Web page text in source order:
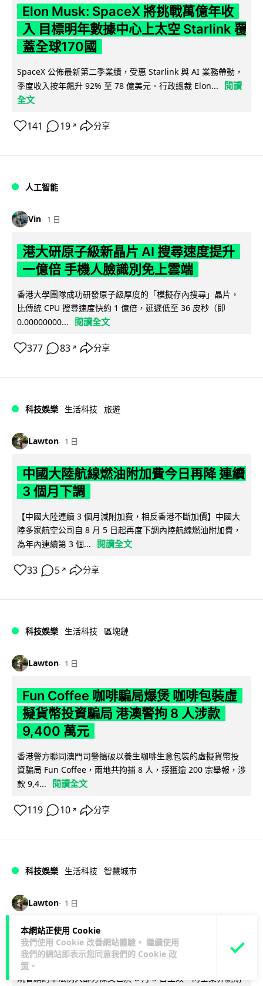
本網站正使用 Cookie
我們使用 Cookie 改善網站體驗。 繼續使用
我們的網站即表示您同意我們的 Cookie 政
策 。
Elon Musk: SpaceX 將挑戰萬億年收
入 目標明年數據中心上太空 Starlink 覆
蓋全球170國
SpaceX 公佈最新第二季業績，受惠 Starlink 與 AI 業務帶動，
季度收入按年飆升 92% 至 78 億美元。行政總裁 Elon...
閱讀
全文
141 19 ↗ 分享
人工智能
Vin 1 日
港大研原子級新晶片 AI 搜尋速度提升
一億倍 手機人臉識別免上雲端
香港大學團隊成功研發原子級厚度的「模擬存內搜尋」晶片，
比傳統 CPU 搜尋速度快約 1 億倍，延遲低至 36 皮秒（即
0.00000000...
閱讀全文
377 83 ↗ 分享
科技娛樂 生活科技 旅遊
Lawton 1 日
中國大陸航線燃油附加費今日再降 連續
3 個月下調
【中國大陸連續 3 個月減附加費，相反香港不斷加價】中國大
陸多家航空公司自 8 月 5 日起再度下調內陸航線燃油附加費，
為年內連續第 3 個...
閱讀全文
33 5 ↗ 分享
科技娛樂 生活科技 區塊鏈
Lawton 1 日
Fun Coffee 咖啡騙局爆煲 咖啡包裝虛
擬貨幣投資騙局 港澳警拘 8 人涉款
9,400 萬元
香港警方聯同澳門司警搗破以養生咖啡生意包裝的虛擬貨幣投
資騙局 Fun Coffee，兩地共拘捕 8 人，接獲逾 200 宗舉報，涉
款 9,4...
閱讀全文
119 10 ↗ 分享
科技娛樂 生活科技 智慧城市
Lawton 1 日
網約車條例生效 有司機暫時停工避風頭
的士業界籲白牌 "改邪歸正"
規管網約車法例大部分條文已於 8 月 3 日生效，的士業界就期